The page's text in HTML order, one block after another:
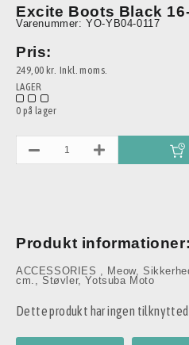
Excite Boots Black
Varenummer: YO-YB04-0117
Pris:
249,00 kr. Inkl. moms.
LAGER
0 på lager
Produkt informationer:
ACCESSORIES , Meow,
cm. ,Støvler,Yotsuba Moto
Dette produkt har ingen